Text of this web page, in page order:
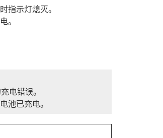
指示灯熄灭。
。
电错误。
池已充电。